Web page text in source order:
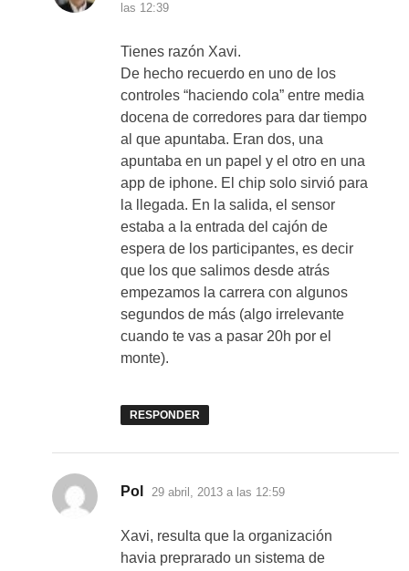
las 12:39
Tienes razón Xavi.
De hecho recuerdo en uno de los
controles “haciendo cola” entre media
docena de corredores para dar tiempo
al que apuntaba. Eran dos, una
apuntaba en un papel y el otro en una
app de iphone. El chip solo sirvió para
la llegada. En la salida, el sensor
estaba a la entrada del cajón de
espera de los participantes, es decir
que los que salimos desde atrás
empezamos la carrera con algunos
segundos de más (algo irrelevante
cuando te vas a pasar 20h por el
monte).
RESPONDER
Pol dice:
29 abril, 2013 a las 12:59
Xavi, resulta que la organización
havia preprarado un sistema de